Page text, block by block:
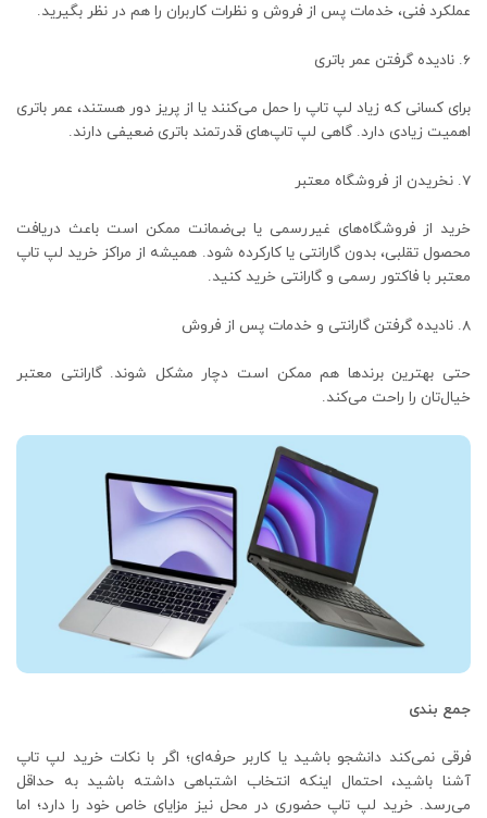
عملکرد فنی، خدمات پس از فروش و نظرات کاربران را هم در نظر بگیرید.
نادیده گرفتن عمر باتری
برای کسانی که زیاد لپ‌ تاپ را حمل می‌کنند یا از پریز دور هستند، عمر باتری
اهمیت زیادی دارد. گاهی لپ‌ تاپ‌های قدرتمند باتری ضعیفی دارند.
نخریدن از فروشگاه معتبر
خرید از فروشگاه‌های غیررسمی یا بی‌ضمانت ممکن است باعث دریافت
محصول تقلبی، بدون گارانتی یا کارکرده شود. همیشه از مراکز خرید لپ‌ تاپ
معتبر با فاکتور رسمی و گارانتی خرید کنید.
نادیده گرفتن گارانتی و خدمات پس از فروش
حتی بهترین برندها هم ممکن است دچار مشکل شوند. گارانتی معتبر
خیال‌تان را راحت می‌کند.
جمع‌ بندی
فرقی نمی‌کند دانشجو باشید یا کاربر حرفه‌ای؛ اگر با نکات خرید لپ تاپ
آشنا باشید، احتمال اینکه انتخاب اشتباهی داشته باشید به حداقل
می‌رسد. خرید لپ تاپ حضوری در محل نیز مزایای خاص خود را دارد؛ اما